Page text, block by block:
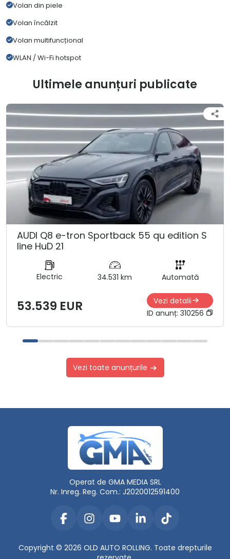
Volan din piele
Volan încălzit
Volan multifuncțional
WLAN / Wi-Fi hotspot
Ultimele anunțuri publicate
AUDI Q8 e-tron Sportback 55 qu edition S
line HuD 21
Electric 34.531 km Automată
53.539 EUR
Vezi detalii
ID anunț: 310256
Vezi toate anunțurile
Operat de GMA MEDIA SRL
Nr. Inreg. Reg. Com.: J2020012591400
Copyright © 2026 OLD AUTO ROLLING. Toate drepturile